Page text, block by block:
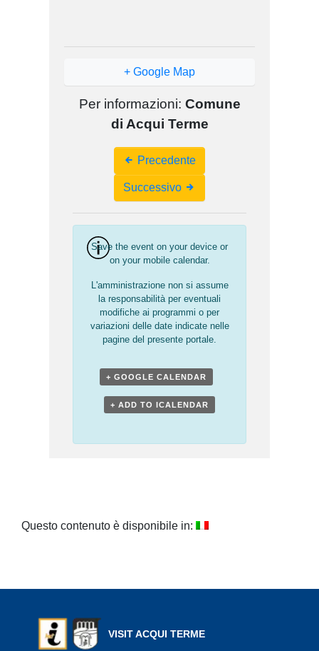
+ Google Map
Per informazioni: Comune
di Acqui Terme
Navigation
Precedente
Successivo
Save the event on your device or
on your mobile calendar.
L'amministrazione non si assume
la responsabilità per eventuali
modifiche ai programmi o per
variazioni delle date indicate nelle
pagine del presente portale.
+ GOOGLE CALENDAR
+ ADD TO ICALENDAR
Questo contenuto è disponibile in:
VISIT ACQUI TERME